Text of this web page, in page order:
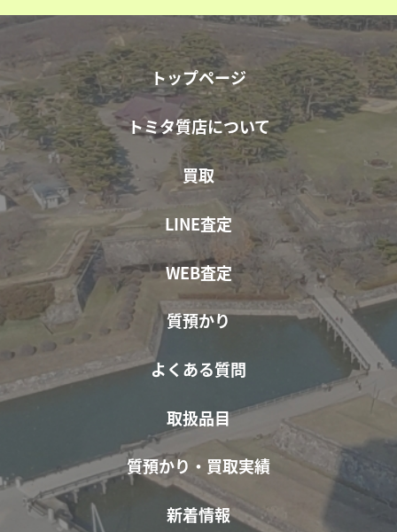
トップページ
トミタ質店について
買取
LINE査定
WEB査定
質預かり
よくある質問
取扱品目
質預かり・買取実績
新着情報